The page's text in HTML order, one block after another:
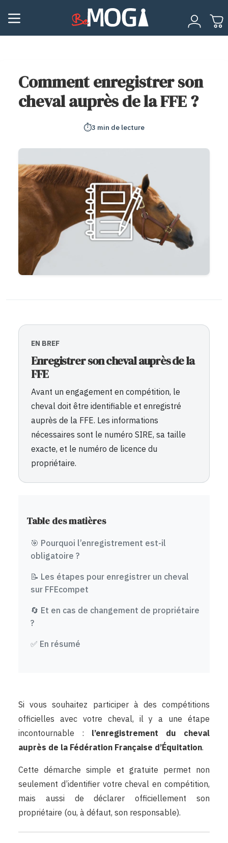
Comment enregistrer son
cheval auprès de la FFE ?
⏱️3 min de lecture
EN BREF
Enregistrer son cheval auprès de la
FFE
Avant un engagement en compétition, le
cheval doit être identifiable et enregistré
auprès de la FFE. Les informations
nécessaires sont le numéro SIRE, sa taille
exacte, et le numéro de licence du
propriétaire.
Table des matières
🎯 Pourquoi l’enregistrement est-il
obligatoire ?
📝 Les étapes pour enregistrer un cheval
sur FFEcompet
🔄 Et en cas de changement de propriétaire
?
✅ En résumé
Si vous souhaitez participer à des compétitions
officielles avec votre cheval, il y a une étape
incontournable : l’enregistrement du cheval
auprès de la Fédération Française d’Équitation.
Cette démarche simple et gratuite permet non
seulement d’identifier votre cheval en compétition,
mais aussi de déclarer officiellement son
propriétaire (ou, à défaut, son responsable).